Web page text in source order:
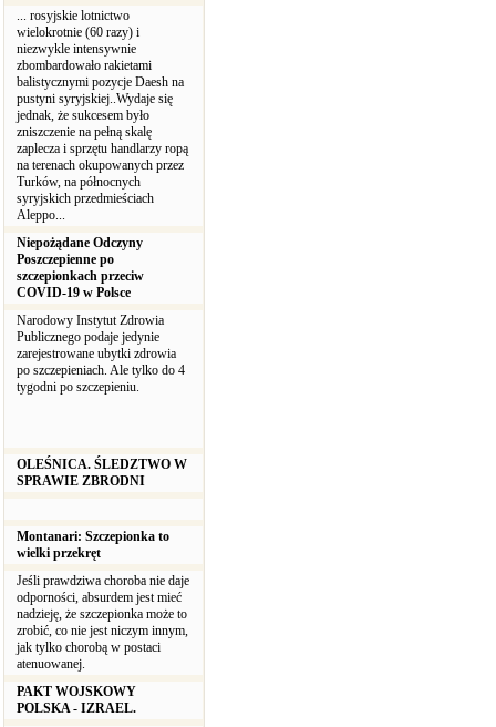
... rosyjskie lotnictwo
wielokrotnie (60 razy) i
niezwykle intensywnie
zbombardowało rakietami
balistycznymi pozycje Daesh na
pustyni syryjskiej..Wydaje się
jednak, że sukcesem było
zniszczenie na pełną skalę
zaplecza i sprzętu handlarzy ropą
na terenach okupowanych przez
Turków, na północnych
syryjskich przedmieściach
Aleppo...
Niepożądane Odczyny
Poszczepienne po
szczepionkach przeciw
COVID-19 w Polsce
Narodowy Instytut Zdrowia
Publicznego podaje jedynie
zarejestrowane ubytki zdrowia
po szczepieniach. Ale tylko do 4
tygodni po szczepieniu.
OLEŚNICA. ŚLEDZTWO W
SPRAWIE ZBRODNI
Montanari: Szczepionka to
wielki przekręt
Jeśli prawdziwa choroba nie daje
odporności, absurdem jest mieć
nadzieję, że szczepionka może to
zrobić, co nie jest niczym innym,
jak tylko chorobą w postaci
atenuowanej.
PAKT WOJSKOWY
POLSKA - IZRAEL.